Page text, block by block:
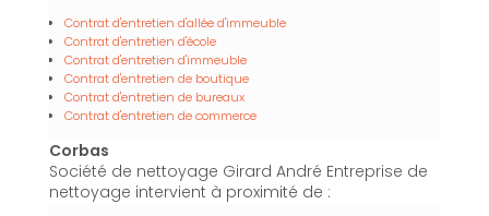
Contrat d'entretien d'allée d'immeuble
Contrat d'entretien d'école
Contrat d'entretien d'immeuble
Contrat d'entretien de boutique
Contrat d'entretien de bureaux
Contrat d'entretien de commerce
Corbas
Société de nettoyage Girard André Entreprise de
nettoyage intervient à proximité de :